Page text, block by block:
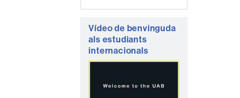
Vídeo de benvinguda
als estudiants
internacionals